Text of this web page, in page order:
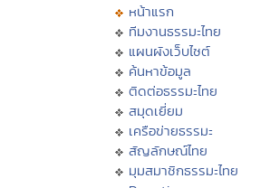
หน้าแรก
ทีมงานธรรมะไทย
แผนผังเว็บไซต์
ค้นหาข้อมูล
ติดต่อธรรมะไทย
สมุดเยี่ยม
เครือข่ายธรรมะ
สัญลักษณ์ไทย
มุมสมาชิกธรรมะไทย